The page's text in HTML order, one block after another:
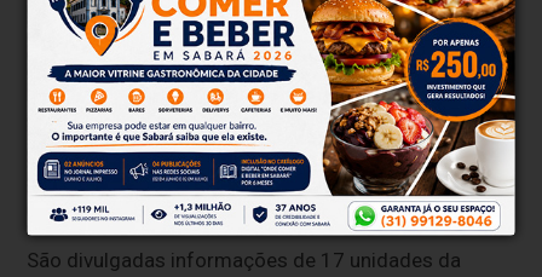
restaurantes; e serviços de reservas relacionados a
hospedagens.
O Iatur reúne 22 das 166 atividades de serviços
investigadas na pesquisa e que são ligadas à
atividade turística, como hotéis, agências de
viagens, bufê e transporte aéreo de
passageiros.
São divulgadas informações de 17 unidades da